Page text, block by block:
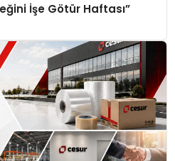
İşe Götür Haftası”